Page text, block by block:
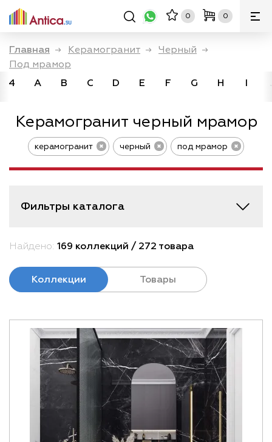
0 0
Главная → Керамогранит → Черный →
Под мрамор
4
A B C D E F G H I
Керамогранит черный мрамор
керамогранит черный под мрамор
Коллекции Товары
Найдено: 169 коллекций / 272 товара
Фильтры каталога